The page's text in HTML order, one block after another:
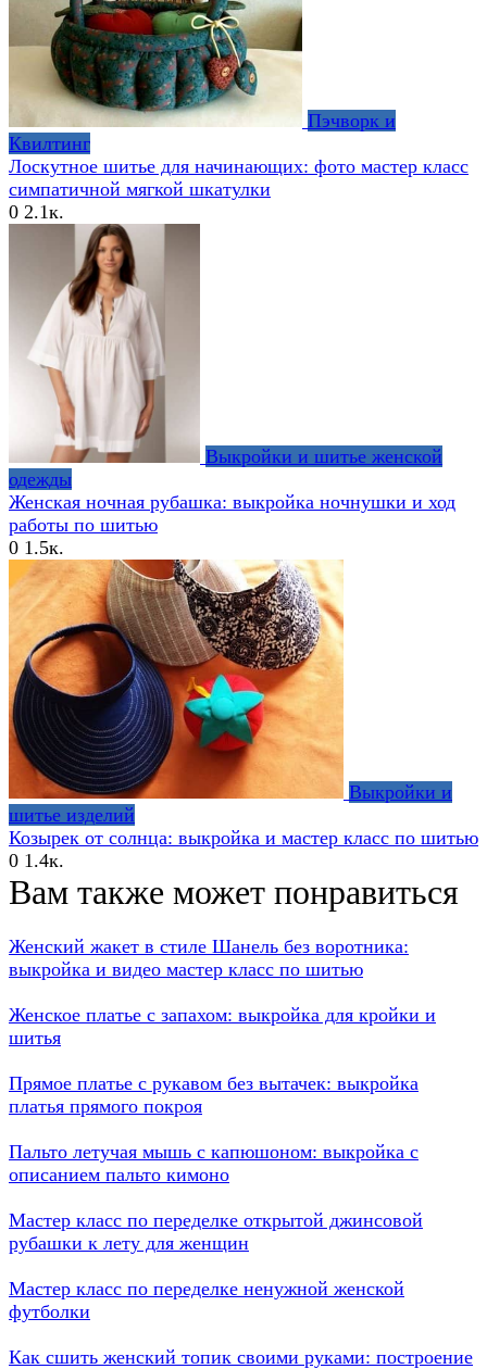
Пэчворк и
Квилтинг
Лоскутное шитье для начинающих: фото мастер класс
симпатичной мягкой шкатулки
0 2.1к.
Выкройки и шитье женской
одежды
Женская ночная рубашка: выкройка ночнушки и ход
работы по шитью
0 1.5к.
Выкройки и
шитье изделий
Козырек от солнца: выкройка и мастер класс по шитью
0 1.4к.
Вам также может понравиться
Женский жакет в стиле Шанель без воротника:
выкройка и видео мастер класс по шитью
Женское платье с запахом: выкройка для кройки и
шитья
Прямое платье с рукавом без вытачек: выкройка
платья прямого покроя
Пальто летучая мышь с капюшоном: выкройка с
описанием пальто кимоно
Мастер класс по переделке открытой джинсовой
рубашки к лету для женщин
Мастер класс по переделке ненужной женской
футболки
Как сшить женский топик своими руками: построение